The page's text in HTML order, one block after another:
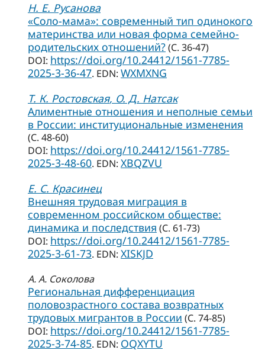
Н. Е. Русанова
«Соло-мама»: современный тип одинокого
материнства или новая форма семейно-
родительских отношений?(С. 36-47)
DOI: https://doi.org/10.24412/1561-7785-
2025-3-36-47. EDN: WXMXNG
Т. К. Ростовская, О. Д. Натсак
Алиментные отношения и неполные семьи
в России: институциональные изменения
(С. 48-60)
DOI: https://doi.org/10.24412/1561-7785-
2025-3-48-60. EDN: XBQZVU
Е. С. Красинец
Внешняя трудовая миграция в
современном российском обществе:
динамика и последствия (С. 61-73)
DOI: https://doi.org/10.24412/1561-7785-
2025-3-61-73. EDN: XISKJD
А. А. Соколова
Региональная дифференциация
половозрастного состава возвратных
трудовых мигрантов в России (С. 74-85)
DOI: https://doi.org/10.24412/1561-7785-
2025-3-74-85. EDN: OQXYTU